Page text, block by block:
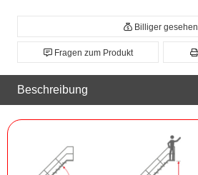
Billiger gesehen
Fragen zum Produkt
Beschreibung